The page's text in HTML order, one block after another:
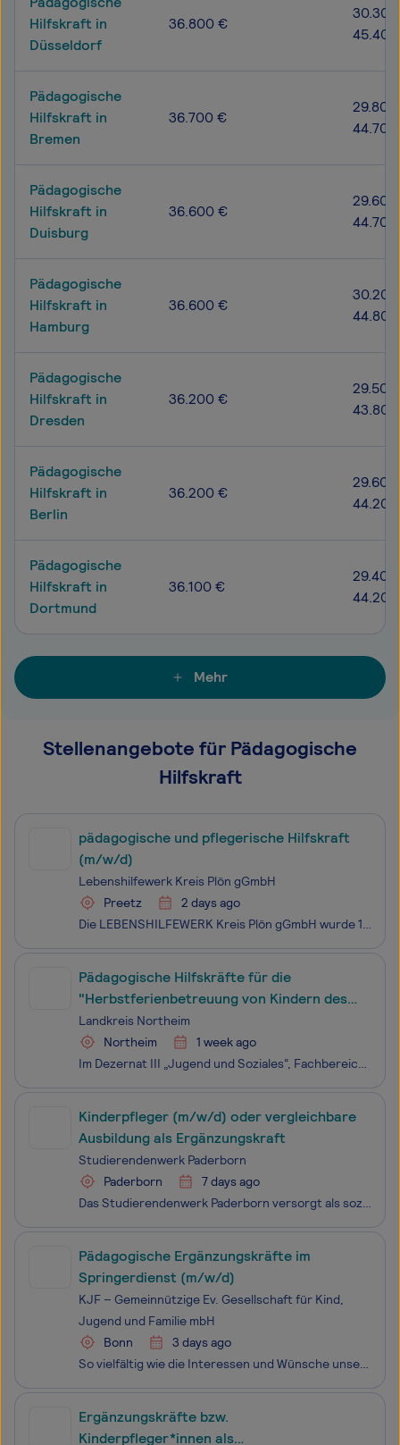
Hilfskraft in
Düsseldorf
36.800 €
Pädagogische
Hilfskraft in
Bremen
36.700 €
Pädagogische
Hilfskraft in
Duisburg
36.600 €
Pädagogische
Hilfskraft in
Hamburg
36.600 €
Pädagogische
Hilfskraft in
Dresden
36.200 €
Pädagogische
Hilfskraft in
Berlin
36.200 €
Pädagogische
Hilfskraft in
Dortmund
36.100 €
Mehr
Stellenangebote für Pädagogische
Hilfskraft
pädagogische und pflegerische Hilfskraft
(m/w/d)
Lebenshilfewerk Kreis Plön gGmbH
Preetz
2 days ago
Die LEBENSHILFEWERK Kreis Plön gGmbH wurde 1979 gegründet. Seit dieser Zeit sind die Lebenshilfe für Menschen mit geistiger Behinderung – Kreisvereinigung Plön e. V. und der Kreis Plön ihre Gesellschafter. Sie ist ein Unternehmen im sozialen Dienstleistungsbereich und Trägerin von Einrichtungen z
Pädagogische Hilfskräfte für die
"Herbstferienbetreuung von Kindern des
Ersten Grundschuljahres"
Landkreis Northeim
Northeim
1 week ago
Im Dezernat III „Jugend und Soziales“, Fachbereich 32 „Kinder und Familie“, suchen wir für die Ferienbetreuung von Kindern des Ersten Grundschuljahres in den Herbstferien an dem Standort Northeim pädagogische Hilfskräfte (m, w, d) - Entgeltgruppe S 3 TVöD - mit einer
Kinderpfleger (m/w/d) oder vergleichbare
Ausbildung als Ergänzungskraft
Studierendenwerk Paderborn
Paderborn
7 days ago
Das Studierendenwerk Paderborn versorgt als sozialer Wegbegleiter die fast 25.000 Studierenden an den Hochschulstandorten Paderborn, Hamm und Lippstadt. Mit unseren vielfältigen Dienstleistungen unterstützen wir Studierende in allen Lebenslagen – von der Wohnraumvermittlung über die Mensa bis hin zu
Pädagogische Ergänzungskräfte im
Springerdienst (m/w/d)
KJF – Gemeinnützige Ev. Gesellschaft für Kind,
Jugend und Familie mbH
Bonn
3 days ago
So vielfältig wie die Interessen und Wünsche unserer Kinder sind, so individuell sind auch die Professionen oder Aufgaben unserer Mitarbeitenden, egal ob Erzieher*in, Kinderpfleger*in, Küchenkraft, Sozialpädagog*in oder Dipl. Pädagog*in. Die gemeinnützige Evangelische Gesellschaft für Kind, Jugend
Ergänzungskräfte bzw.
Kinderpfleger*innen als